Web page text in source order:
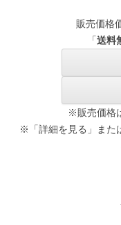
販売価格
「送料
※販売価格
※「詳細を見る」また